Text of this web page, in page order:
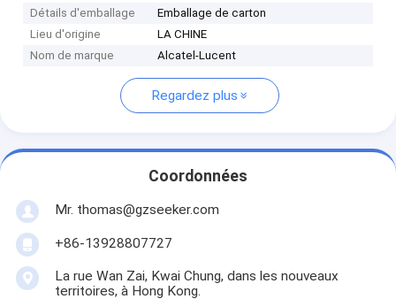
Détails d'emballage
Emballage de carton
Lieu d'origine
LA CHINE
Nom de marque
Alcatel-Lucent
Regardez plus
Coordonnées
Mr. thomas@gzseeker.com
+86-13928807727
La rue Wan Zai, Kwai Chung, dans les nouveaux
territoires, à Hong Kong.